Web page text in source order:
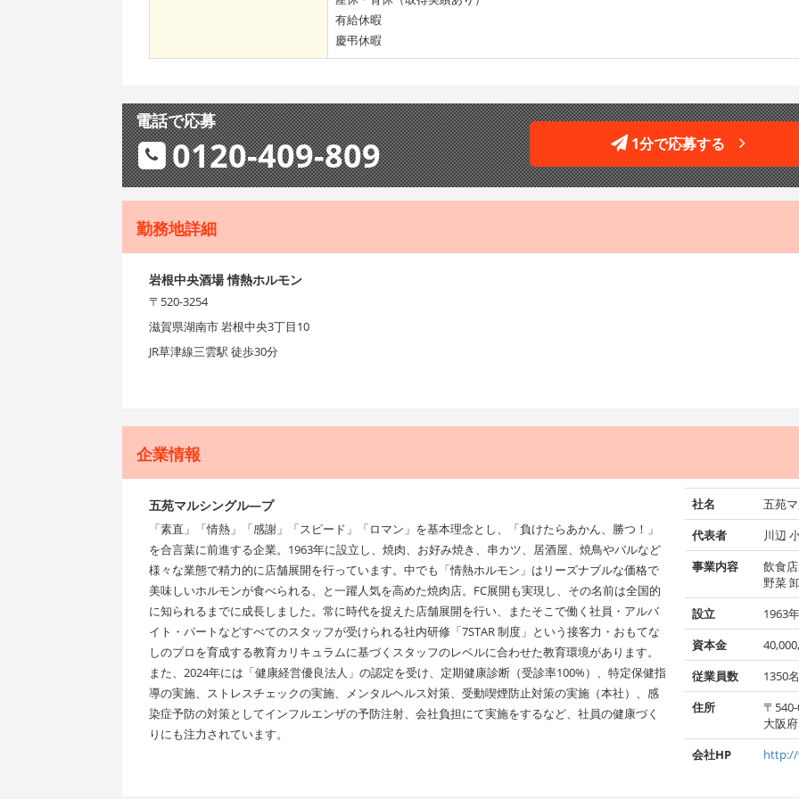
有給休暇
慶弔休暇
電話で応募
0120-409-809 1分で応募する
勤務地詳細
岩根中央酒場 情熱ホルモン
〒520-3254
滋賀県湖南市 岩根中央3丁目10
JR草津線三雲駅 徒歩30分
企業情報
五苑マルシングル―プ
「素直」「情熱」「感謝」「スピード」「ロマン」を基本理念とし、「負けたらあかん、勝つ！」
を合言葉に前進する企業。1963年に設立し、焼肉、お好み焼き、串カツ、居酒屋、焼鳥やバルなど
様々な業態で精力的に店舗展開を行っています。中でも「情熱ホルモン」はリーズナブルな価格で
美味しいホルモンが食べられる、と一躍人気を高めた焼肉店。FC展開も実現し、その名前は全国的
に知られるまでに成長しました。常に時代を捉えた店舗展開を行い、またそこで働く社員・アルバ
イト・パートなどすべてのスタッフが受けられる社内研修「7STAR 制度」という接客力・おもてな
しのプロを育成する教育カリキュラムに基づくスタッフのレベルに合わせた教育環境があります。
また、2024年には「健康経営優良法人」の認定を受け、定期健康診断（受診率100%）、特定保健指
導の実施、ストレスチェックの実施、メンタルヘルス対策、受動喫煙防止対策の実施（本社）、感
染症予防の対策としてインフルエンザの予防注射、会社負担にて実施をするなど、社員の健康づく
りにも注力されています。
社名
五苑
代表者
川辺
事業内容
飲食
野菜
設立
1963年
資本金
従業員数
1350名
住所
〒
大阪
会社HP
http://